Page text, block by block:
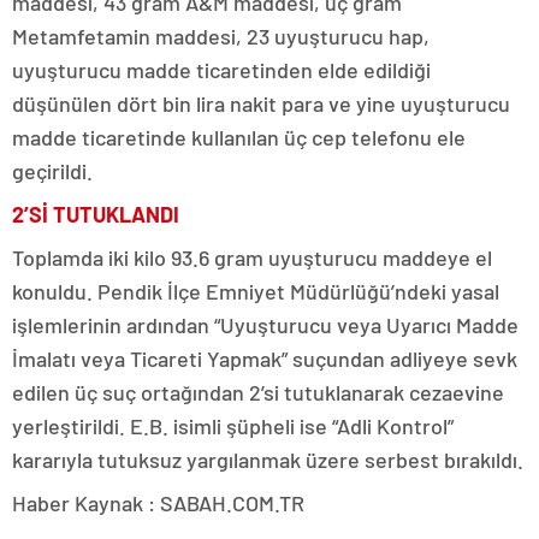
Metamfetamin maddesi, 23 uyuşturucu hap,
uyuşturucu madde ticaretinden elde edildiği
düşünülen dört bin lira nakit para ve yine uyuşturucu
madde ticaretinde kullanılan üç cep telefonu ele
geçirildi.
2’Sİ TUTUKLANDI
Toplamda iki kilo 93.6 gram uyuşturucu maddeye el
konuldu. Pendik İlçe Emniyet Müdürlüğü’ndeki yasal
işlemlerinin ardından “Uyuşturucu veya Uyarıcı Madde
İmalatı veya Ticareti Yapmak” suçundan adliyeye sevk
edilen üç suç ortağından 2’si tutuklanarak cezaevine
yerleştirildi. E.B. isimli şüpheli ise “Adli Kontrol”
kararıyla tutuksuz yargılanmak üzere serbest bırakıldı.
Haber Kaynak : SABAH.COM.TR